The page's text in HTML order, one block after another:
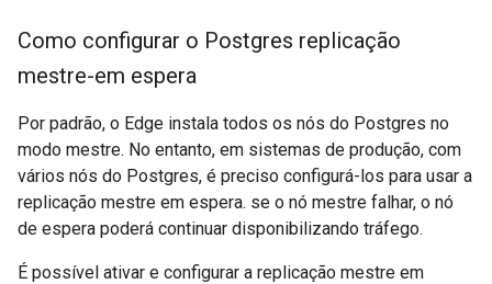
Como configurar o Postgres replicação
mestre-em espera
Por padrão, o Edge instala todos os nós do Postgres no
modo mestre. No entanto, em sistemas de produção, com
vários nós do Postgres, é preciso configurá-los para usar a
replicação mestre em espera. se o nó mestre falhar, o nó
de espera poderá continuar disponibilizando tráfego.
É possível ativar e configurar a replicação mestre em